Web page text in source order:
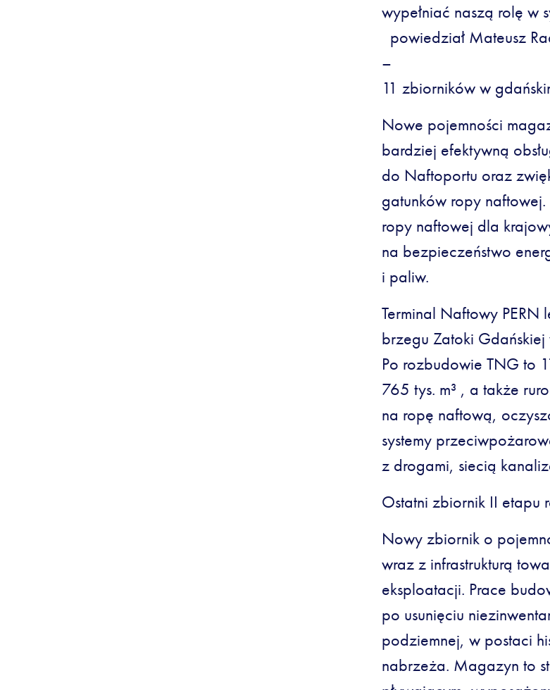
wypełniać naszą rolę w
powiedział Mateusz
–
11 zbiorników w
Nowe pojemności
bardziej efektywną
do Naftoportu oraz
gatunków ropy
ropy naftowej dla
na bezpieczeństwo
i paliw.
Terminal Naftowy
brzegu Zatoki Gdańskiej
Po rozbudowie TNG to
765 tys. m³ , a także
na ropę naftową,
systemy
z drogami, siecią
Ostatni zbiornik II etapu
Nowy zbiornik o
wraz z infrastrukturą
eksploatacji. Prace
po usunięciu
podziemnej, w postaci
nabrzeża. Magazyn to